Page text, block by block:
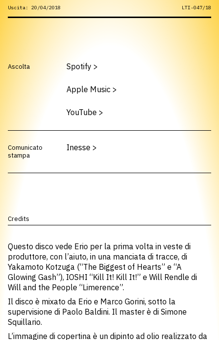
Uscita: 20/04/2018 LTI-047/18
Ascolta Spotify >
Apple Music >
YouTube >
Comunicato
stampa
Inesse >
Credits
Questo disco vede Erio per la prima volta in veste di
produttore, con l’aiuto, in una manciata di tracce, di
Yakamoto Kotzuga (“The Biggest of Hearts” e “A
Glowing Gash”), IOSHI “Kill It! Kill It!” e Will Rendle di
Will and the People “Limerence”.
Il disco è mixato da Erio e Marco Gorini, sotto la
supervisione di Paolo Baldini. Il master è di Simone
Squillario.
L’immagine di copertina è un dipinto ad olio realizzato da